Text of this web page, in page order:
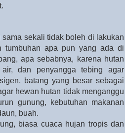
sekali tidak boleh di lakukan
tumbuhan apa pun yang ada di
apa sebabnya, karena hutan
air, dan penyangga tebing agar
batang yang besar sebagai
hewan hutan tidak menganggu
gunung, kebutuhan makanan
buah.
biasa cuaca hujan tropis dan